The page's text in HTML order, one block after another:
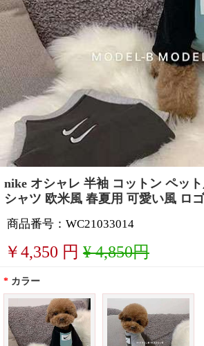
nike オシャレ 半袖 コットン ペッ
シャツ 欧米風 春夏用 可愛い風 ロ
商品番号：WC21033014
￥4,350 円 ¥ 4,850円
* カラー